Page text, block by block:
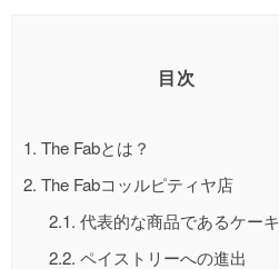
目次
1. The Fabとは？
2. The Fabコッルピティヤ店
2.1. 代表的な商品であるケーキ
2.2. ペイストリーへの進出